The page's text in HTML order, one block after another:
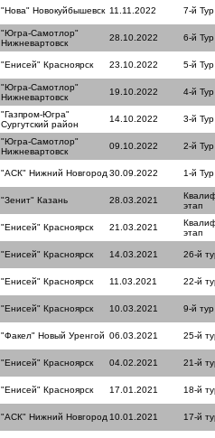
"Нова" Новокуйбышевск 11.11.2022 7-й Тур
"Югра-Самотлор"
Нижневартовск
28.10.2022 6-й Тур
"Енисей" Красноярск 23.10.2022 5-й Тур
"Югра-Самотлор"
Нижневартовск
19.10.2022 4-й Тур
"Газпром-Югра"
Сургутский район
14.10.2022 3-й Тур
"Югра-Самотлор"
Нижневартовск
09.10.2022 2-й Тур
"АСК" Нижний Новгород 30.09.2022 1-й Тур
"Зенит" Казань 28.03.2021
этап
"Енисей" Красноярск 21.03.2021
этап
"Енисей" Красноярск 14.03.2021 26-й
"Енисей" Красноярск 11.03.2021 22-й
"Енисей" Красноярск 10.03.2021 9-й тур
"Факел" Новый Уренгой 06.03.2021 25-й
"Енисей" Красноярск 04.02.2021 21-й
"Енисей" Красноярск 17.01.2021 18-й
"АСК" Нижний Новгород 10.01.2021 17-й